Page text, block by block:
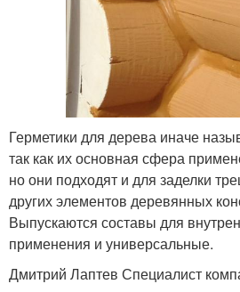
Герметики для дерева иначе
так как их основная сфера
но они подходят и для заделки
других элементов деревянных
Выпускаются составы для
применения и универсальные.
Дмитрий Лаптев Специалист